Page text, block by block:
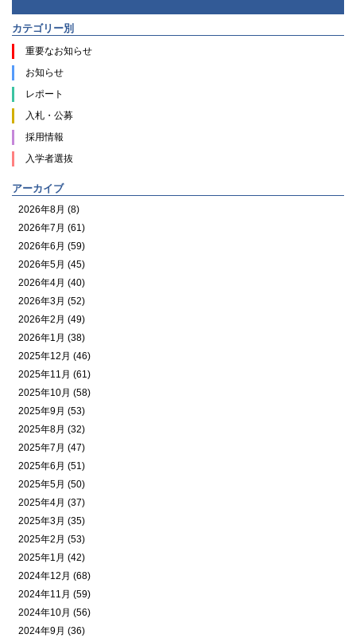
カテゴリー別
重要なお知らせ
お知らせ
レポート
入札・公募
採用情報
入学者選抜
アーカイブ
2026年8月 (8)
2026年7月 (61)
2026年6月 (59)
2026年5月 (45)
2026年4月 (40)
2026年3月 (52)
2026年2月 (49)
2026年1月 (38)
2025年12月 (46)
2025年11月 (61)
2025年10月 (58)
2025年9月 (53)
2025年8月 (32)
2025年7月 (47)
2025年6月 (51)
2025年5月 (50)
2025年4月 (37)
2025年3月 (35)
2025年2月 (53)
2025年1月 (42)
2024年12月 (68)
2024年11月 (59)
2024年10月 (56)
2024年9月 (36)